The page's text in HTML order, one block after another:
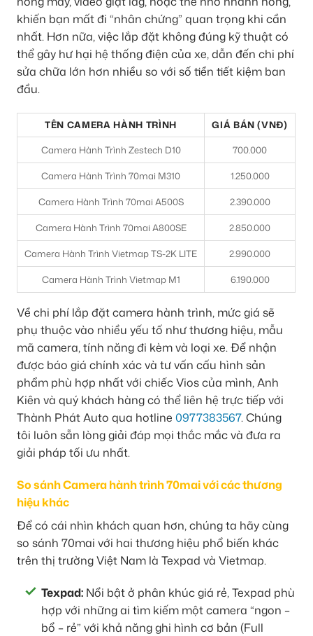
khiến bạn mất đi “nhân chứng” quan trọng khi cần
nhất. Hơn nữa, việc lắp đặt không đúng kỹ thuật có
thể gây hư hại hệ thống điện của xe, dẫn đến chi phí
sửa chữa lớn hơn nhiều so với số tiền tiết kiệm ban
đầu.
TÊN CAMERA HÀNH TRÌNH
GIÁ BÁN (VNĐ)
Camera Hành Trình Zestech D10
700.000
Camera Hành Trình 70mai M310 1.250.000
Camera Hành Trình 70mai A500S 2.390.000
Camera Hành Trình 70mai A800SE 2.850.000
Camera Hành Trình Vietmap TS-2K LITE 2.990.000
Camera Hành Trình Vietmap M1 6.190.000
Về chi phí lắp đặt camera hành trình, mức giá sẽ
phụ thuộc vào nhiều yếu tố như thương hiệu, mẫu
mã camera, tính năng đi kèm và loại xe. Để nhận
được báo giá chính xác và tư vấn cấu hình sản
phẩm phù hợp nhất với chiếc Vios của mình, Anh
Kiên và quý khách hàng có thể liên hệ trực tiếp với
Thành Phát Auto qua hotline 0977383567. Chúng
tôi luôn sẵn lòng giải đáp mọi thắc mắc và đưa ra
giải pháp tối ưu nhất.
So sánh Camera hành trình 70mai với các thương
hiệu khác
Để có cái nhìn khách quan hơn, chúng ta hãy cùng
so sánh 70mai với hai thương hiệu phổ biến khác
trên thị trường Việt Nam là Texpad và Vietmap.
Texpad: Nổi bật ở phân khúc giá rẻ, Texpad phù
hợp với những ai tìm kiếm một camera “ngon –
bổ – rẻ” với khả năng ghi hình cơ bản (Full